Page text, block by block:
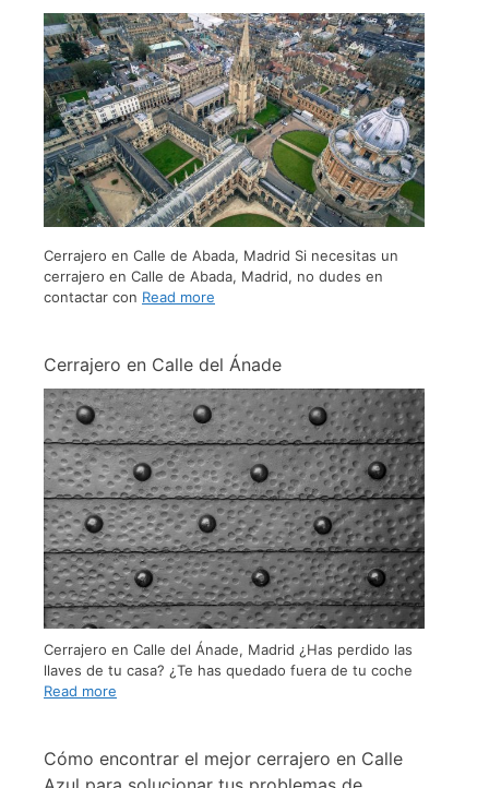
Cerrajero en Calle de Abada, Madrid Si necesitas un
cerrajero en Calle de Abada, Madrid, no dudes en
contactar con Read more
Cerrajero en Calle del Ánade
Cerrajero en Calle del Ánade, Madrid ¿Has perdido las
llaves de tu casa? ¿Te has quedado fuera de tu coche
Read more
Cómo encontrar el mejor cerrajero en Calle